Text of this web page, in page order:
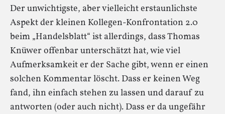
Der unwichtigste, aber vielleicht erstaunlichste
Aspekt der kleinen Kollegen-Konfrontation 2.0
beim „Handelsblatt“ ist allerdings, dass Thomas
Knüwer offenbar unterschätzt hat, wie viel
Aufmerksamkeit er der Sache gibt, wenn er einen
solchen Kommentar löscht. Dass er keinen Weg
fand, ihn einfach stehen zu lassen und darauf zu
antworten (oder auch nicht). Dass er da ungefähr